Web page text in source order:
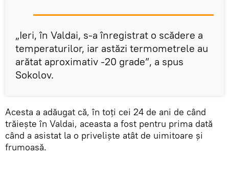
„Ieri, în Valdai, s-a înregistrat o scădere a
temperaturilor, iar astăzi termometrele au
arătat aproximativ -20 grade”, a spus
Sokolov.
Acesta a adăugat că, în toți cei 24 de ani de când
trăieşte în Valdai, aceasta a fost pentru prima dată
când a asistat la o privelişte atât de uimitoare și
frumoasă.